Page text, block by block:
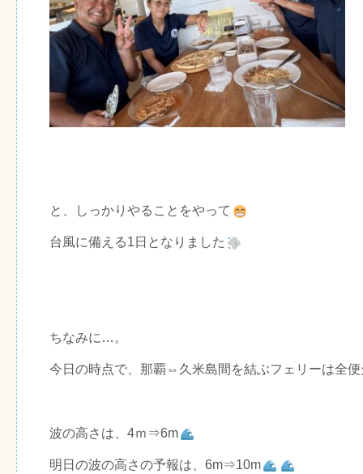
と、しっかりやることをやって
台風に備える1日となりました
ちなみに…。
今日の時点で、那覇⇔久米島間を結ぶフェリーは全便
波の高さは、4ｍ⇒6m
明日の波の高さの予報は、6m⇒10m